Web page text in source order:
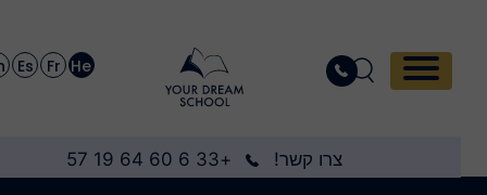
Fr
Es
En
צרו קשר! +33 6 60 64 19 57